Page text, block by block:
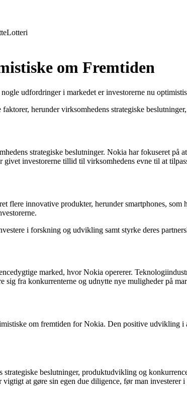
Lotteri
om Fremtiden
udfordringer i markedet er investorerne nu
herunder virksomhedens strategiske
strategiske beslutninger. Nokia har fokuseret på
investorerne tillid til virksomhedens evne til at
flere innovative produkter, herunder smartphones, som
i forskning og udvikling samt styrke deres
marked, hvor Nokia opererer.
fra konkurrenterne og udnytte nye muligheder på
om fremtiden for Nokia. Den positive udvikling
beslutninger, produktudvikling og
at gøre sin egen due diligence, før man investerer i